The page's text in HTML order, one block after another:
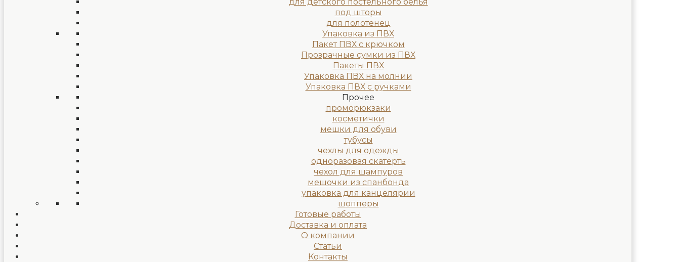
под шторы
для полотенец
Упаковка из ПВХ
Пакет ПВХ с крючком
Прозрачные сумки из ПВХ
Пакеты ПВХ
Упаковка ПВХ на молнии
Упаковка ПВХ с ручками
Прочее
проморюкзаки
косметички
мешки для обуви
тубусы
чехлы для одежды
одноразовая скатерть
чехол для шампуров
мешочки из спанбонда
упаковка для канцелярии
шопперы
Готовые работы
Доставка и оплата
О компании
Статьи
Контакты